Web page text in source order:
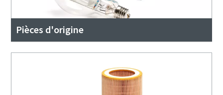
Pièces d'origine